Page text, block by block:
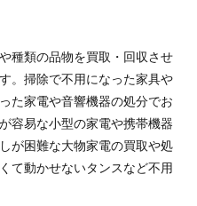
種類の品物を買取・回収させ
。掃除で不用になった家具や
た家電や音響機器の処分でお
容易な小型の家電や携帯機器
が困難な大物家電の買取や処
て動かせないタンスなど不用